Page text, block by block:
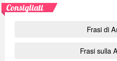
Consigliati
Frasi di
Frasi sulla